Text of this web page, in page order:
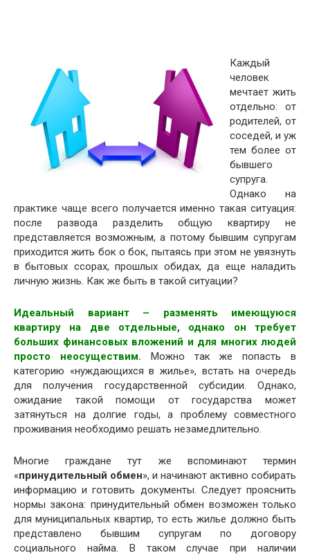
Каждый
человек
мечтает жить
отдельно: от
родителей, от
соседей, и уж
тем более от
бывшего
супруга.
Однако на
практике чаще всего получается именно такая ситуация:
после развода разделить общую квартиру не
представляется возможным, а потому бывшим супругам
приходится жить бок о бок, пытаясь при этом не увязнуть
в бытовых ссорах, прошлых обидах, да еще наладить
личную жизнь. Как же быть в такой ситуации?
Идеальный вариант – разменять имеющуюся
квартиру на две отдельные, однако он требует
больших финансовых вложений и для многих людей
просто неосуществим. Можно так же попасть в
категорию «нуждающихся в жилье», встать на очередь
для получения государственной субсидии. Однако,
ожидание такой помощи от государства может
затянуться на долгие годы, а проблему совместного
проживания необходимо решать незамедлительно.
Многие граждане тут же вспоминают термин
«принудительный обмен», и начинают активно собирать
информацию и готовить документы. Следует прояснить
нормы закона: принудительный обмен возможен только
для муниципальных квартир, то есть жилье должно быть
представлено бывшим супругам по договору
социального найма. В таком случае при наличии